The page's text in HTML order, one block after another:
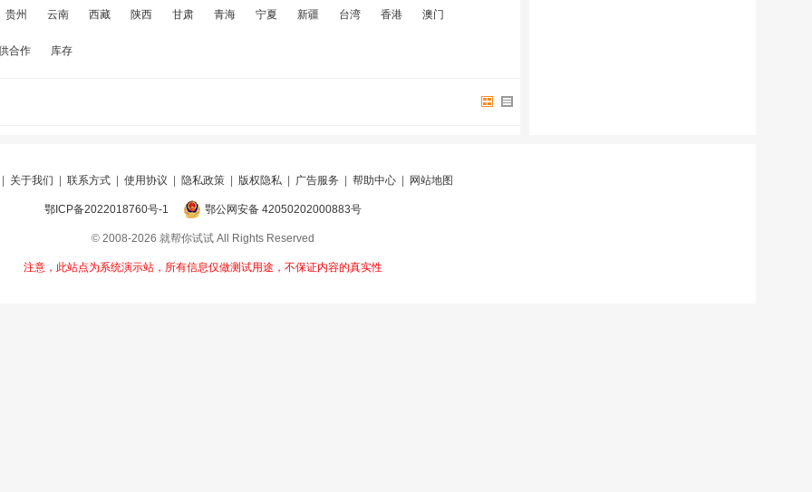
贵州
云南 西藏 陕西 甘肃 青海 宁夏 新疆 台湾 香港 澳门
合作 库存
关于我们 联系方式 使用协议 隐私政策 版权隐私 广告服务 帮助中心 网站地图
鄂ICP备2022018760号-1 鄂公网安备 42050202000883号
© 2008-2026 就帮你试试 All Rights Reserved
注意，此站点为系统演示站，所有信息仅做测试用途，不保证内容的真实性